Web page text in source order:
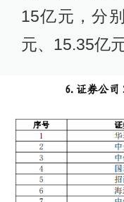
15亿元，分
元、15.35亿元